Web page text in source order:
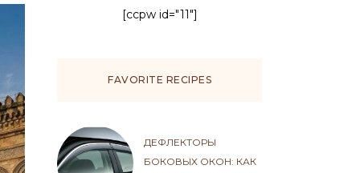
[ccpw id="11"]
FAVORITE RECIPES
ДЕФЛЕКТОРЫ
БОКОВЫХ ОКОН: КАК